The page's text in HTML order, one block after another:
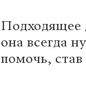
Подходящее
она всегда
помочь,